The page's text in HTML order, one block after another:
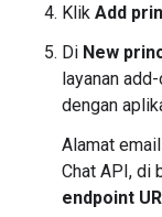
Klik Add
Di New
layanan
dengan
Alamat
Chat API, di
endpoint